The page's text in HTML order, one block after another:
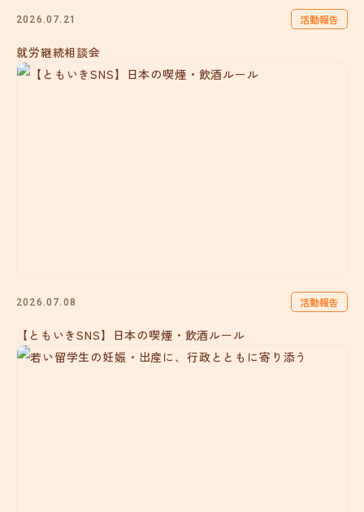
2026.07.21 活動報告
就労継続相談会
2026.07.08 活動報告
【ともいきSNS】日本の喫煙・飲酒ルール